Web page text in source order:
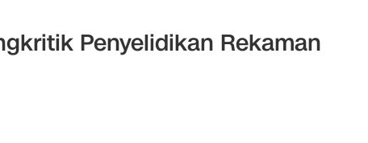
Penyelidikan Rekaman